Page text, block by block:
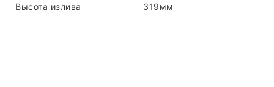
Высота излива 319мм